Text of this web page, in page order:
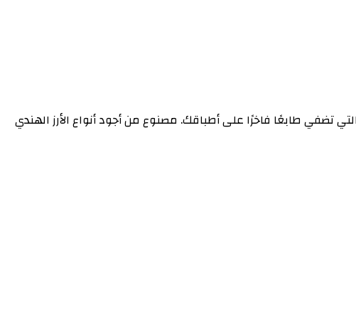
العطرية المميزة التي تضفي طابعًا فاخرًا على أطباقك. مصنوع من أجود أنواع الأرز الهندي